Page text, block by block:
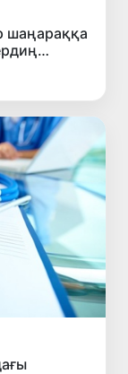
шаңараққа